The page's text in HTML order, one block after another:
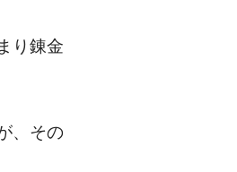
り錬金
、その